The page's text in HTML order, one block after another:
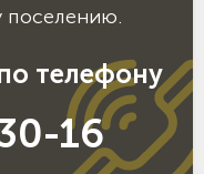
поселению.
телефону
16